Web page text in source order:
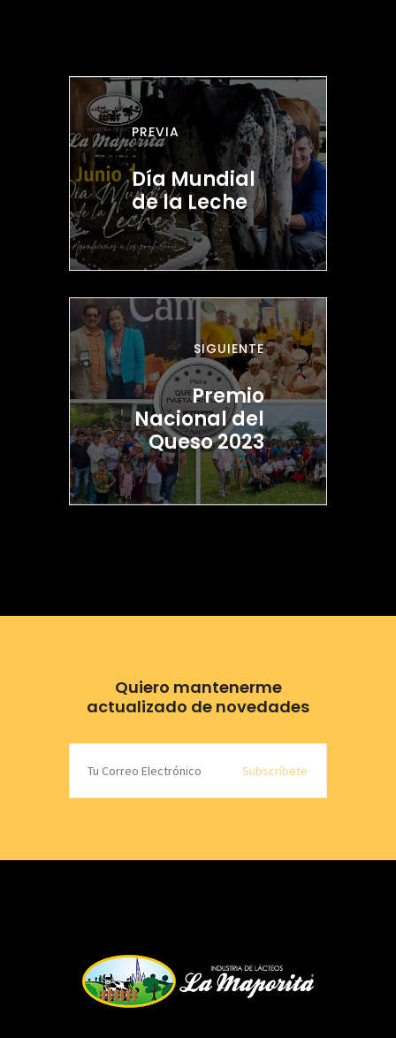
PREVIA
Día Mundial
de la Leche
SIGUIENTE
Premio
Nacional del
Queso 2023
Quiero mantenerme
actualizado de novedades
Subscríbete